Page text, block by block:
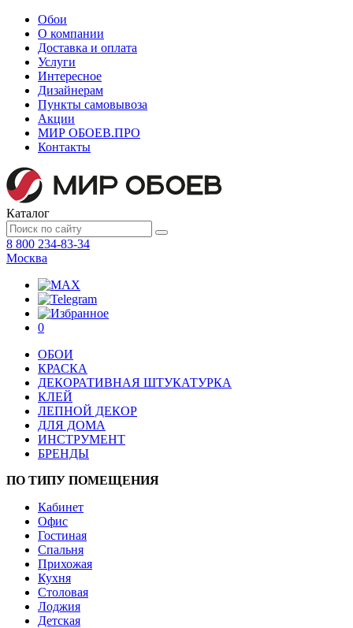
Обои
О компании
Доставка и оплата
Услуги
Интересное
Дизайнерам
Пункты самовывоза
Акции
МИР ОБОЕВ.ПРО
Контакты
Каталог
8 800 234-83-34
Москва
0
ОБОИ
КРАСКА
ДЕКОРАТИВНАЯ ШТУКАТУРКА
КЛЕЙ
ЛЕПНОЙ ДЕКОР
ДЛЯ ДОМА
ИНСТРУМЕНТ
БРЕНДЫ
ПО ТИПУ ПОМЕЩЕНИЯ
Кабинет
Офис
Гостиная
Спальня
Прихожая
Кухня
Столовая
Лоджия
Детская